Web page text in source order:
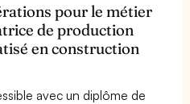
pour le métier
de production
en construction
avec un diplôme de